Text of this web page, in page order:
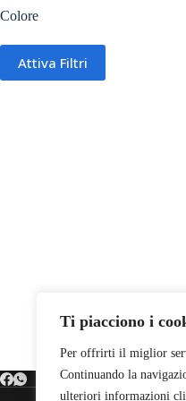
Ti piacciono i
Per offrirti il miglior
Continuando la
ulteriori informazioni
Colore
Attiva Filtri